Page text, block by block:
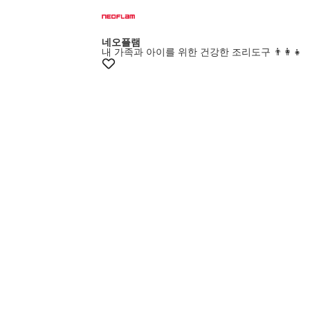
+20%쿠폰
네오플램
내 가족과 아이를 위한 건강한 조리도구 👨‍👩‍👧